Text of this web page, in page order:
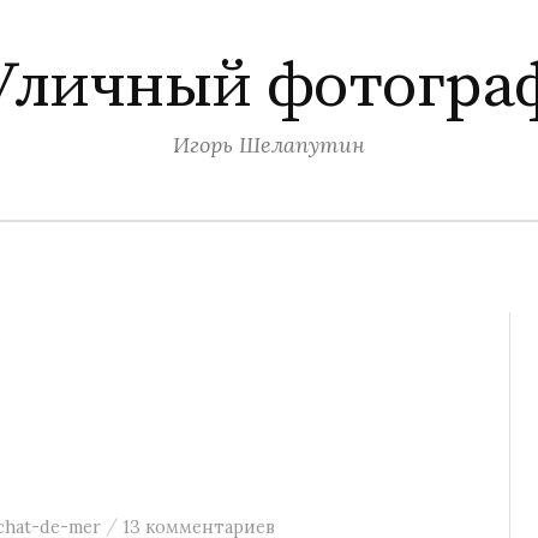
Игорь Шелапутин
de-mer / 13 комментариев